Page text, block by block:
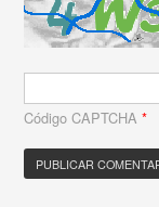
Código CAPTCHA *